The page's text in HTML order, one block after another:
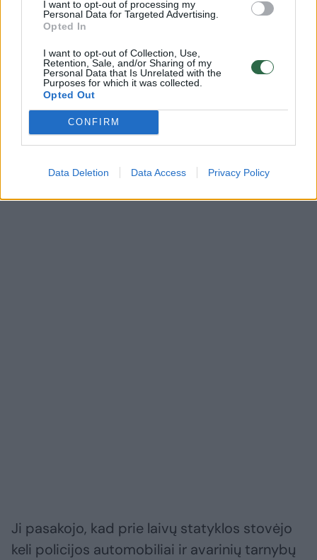
I want to opt-out of processing my
Personal Data for Targeted Advertising.
Opted In
I want to opt-out of Collection, Use,
Retention, Sale, and/or Sharing of my
Personal Data that Is Unrelated with the
Purposes for which it was collected.
Opted Out
CONFIRM
Data Deletion Data Access Privacy Policy
„Sūnus atvažiavo manęs pasiimti ir pasakė,
kad suveikė BAE signalizacija, todėl mes
nuėjome. Kai atidariau lauko duris, pamatėme
tik daugybę juodų dūmų. Buvo daug juodų
dūmų, labai tirštų juodų dūmų, ir lauke buvo
labai daug triukšmo.“
Ji pasakojo, kad prie laivų statyklos stovėjo
keli policijos automobiliai ir avarinių tarnybų